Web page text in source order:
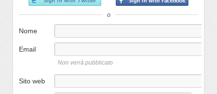
o
Nome
Email
Non verrà pubblicato
Sito web